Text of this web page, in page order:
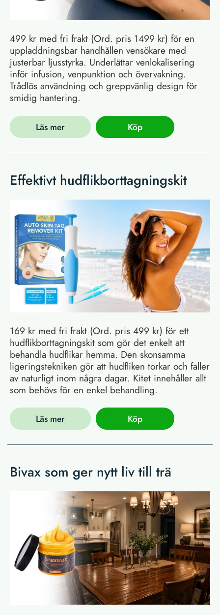
499 kr med fri frakt (Ord. pris 1499 kr) för en
uppladdningsbar handhållen vensökare med
justerbar ljusstyrka. Underlättar venlokalisering
inför infusion, venpunktion och övervakning.
Trådlös användning och greppvänlig design för
smidig hantering.
Läs mer Köp
Effektivt hudflikborttagningskit
169 kr med fri frakt (Ord. pris 499 kr) för ett
hudflikborttagningskit som gör det enkelt att
behandla hudflikar hemma. Den skonsamma
ligeringstekniken gör att hudfliken torkar och faller
av naturligt inom några dagar. Kitet innehåller allt
som behövs för en enkel behandling.
Läs mer Köp
Bivax som ger nytt liv till trä